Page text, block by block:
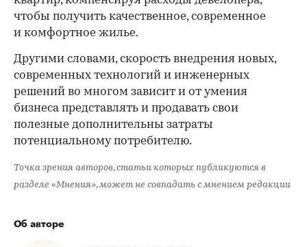
чтобы получить качественное, современное
и комфортное жилье.
Другими словами, скорость внедрения новых,
современных технологий и инженерных
решений во многом зависит и от умения
бизнеса представлять и продавать свои
полезные дополнительны затраты
потенциальному потребителю.
Точка зрения авторов, статьи которых публикуются в
разделе «Мнения», может не совпадать с мнением редакции
Об авторе